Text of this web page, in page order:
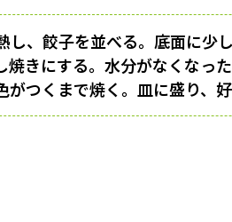
し、餃子を並べる。底面に少
きにする。水分がなくなっ
つくまで焼く。皿に盛り、